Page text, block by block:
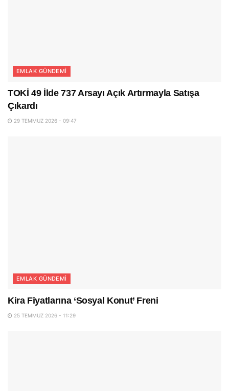
EMLAK GÜNDEMI
TOKİ 49 İlde 737 Arsayı Açık Artırmayla Satışa
Çıkardı
29 TEMMUZ 2026 - 09:47
EMLAK GÜNDEMI
Kira Fiyatlarına ‘Sosyal Konut’ Freni
25 TEMMUZ 2026 - 11:29